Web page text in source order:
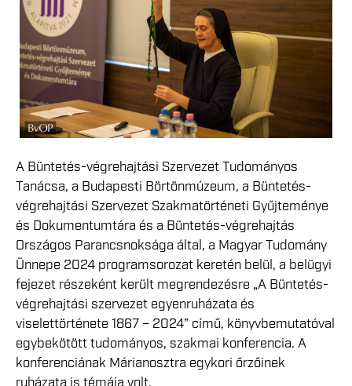
A Büntetés-végrehajtási Szervezet Tudományos
Tanácsa, a Budapesti Börtönmúzeum, a Büntetés-
végrehajtási Szervezet Szakmatörténeti Gyűjteménye
és Dokumentumtára és a Büntetés-végrehajtás
Országos Parancsnoksága által, a Magyar Tudomány
Ünnepe 2024 programsorozat keretén belül, a belügyi
fejezet részeként került megrendezésre „A Büntetés-
végrehajtási szervezet egyenruházata és
viselettörténete 1867 – 2024” című, könyvbemutatóval
egybekötött tudományos, szakmai konferencia. A
konferenciának Márianosztra egykori őrzőinek